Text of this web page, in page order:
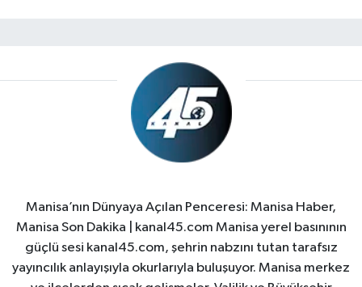
Manisa’nın Dünyaya Açılan Penceresi: Manisa Haber,
Manisa Son Dakika | kanal45.com Manisa yerel basınının
güçlü sesi kanal45.com, şehrin nabzını tutan tarafsız
yayıncılık anlayışıyla okurlarıyla buluşuyor. Manisa merkez